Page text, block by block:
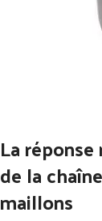
La
de la
maillons